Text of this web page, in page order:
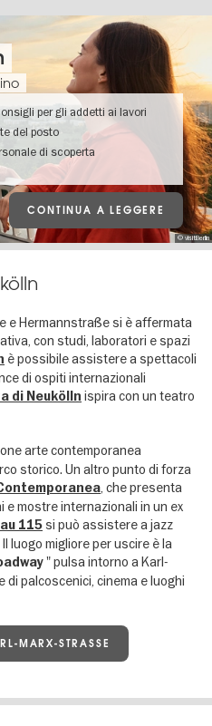
© visitBerlin
per gli addetti ai lavori
del posto
di scoperta
CONTINUA A LEGGERE
e Hermannstraße si è affermata
con studi, laboratori e spazi
è possibile assistere a spettacoli
di ospiti internazionali
di Neukölln ispira con un teatro
arte contemporanea
storico. Un altro punto di forza
, che presenta
mostre internazionali in un ex
115 si può assistere a jazz
luogo migliore per uscire è la
" pulsa intorno a Karl-
palcoscenici, cinema e luoghi
MARX-STRASSE